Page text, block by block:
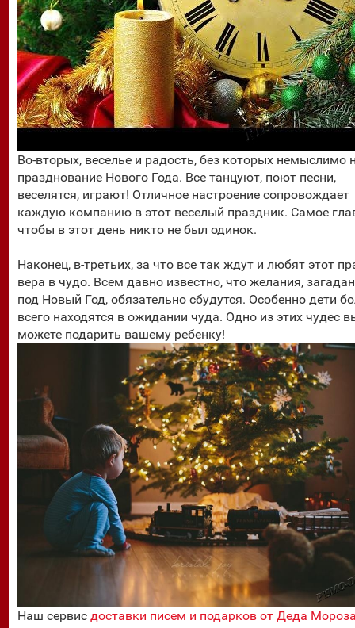
Во-вторых, веселье и радость, без которых немыслимо
празднование Нового Года. Все танцуют, поют песни,
веселятся, играют! Отличное настроение сопровождает
каждую компанию в этот веселый праздник. Самое
чтобы в этот день никто не был одинок.
Наконец, в-третьих, за что все так ждут и любят этот
вера в чудо. Всем давно известно, что желания,
под Новый Год, обязательно сбудутся. Особенно дети
всего находятся в ожидании чуда. Одно из этих чудес
можете подарить вашему ребенку!
Наш сервисдоставки писем и подарков от Деда